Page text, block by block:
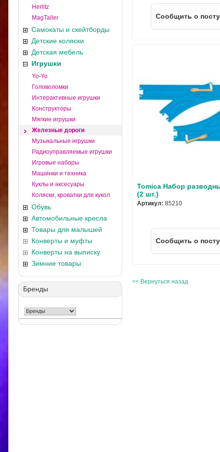
Herlitz
MagTaller
Самокаты и скейтборды
Детские коляски
Детская мебель
Игрушки
Yo-Yo
Головоломки
Интерактивные игрушки
Конструкторы
Мягкие игрушки
Железные дороги
Музыкальные игрушки
Радиоуправляемые игрушки
Игровые наборы
Машинки и техника
Куклы и аксесуары
Коляски, кроватки для кукол
Обувь
Автомобильные кресла
Товары для малышей
Конверты и муфты
Конверты на выписку
Зимние товары
Бренды
Cообщить о
Tomica Набор
(2 шт.)
Артикул: 85210
Cообщить о
<< Вернуться назад